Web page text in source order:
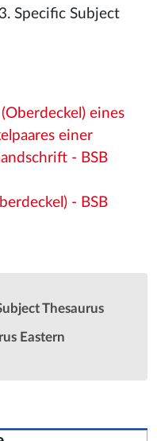
Specific Subject
eines
einer
- BSB
- BSB
Thesaurus
Eastern